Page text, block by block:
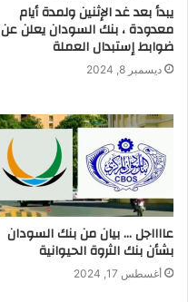
يبدأ بعد غد الإثنين ولمدة أيام
معدودة ، بنك السودان يعلن عن
ضوابط إستبدال العملة
ديسمبر 8, 2024
عااااجل … بيان من بنك السودان
بشأن بنك الثروة الحيوانية
أغسطس 17, 2024